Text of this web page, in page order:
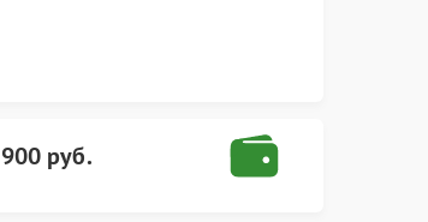
900 руб.